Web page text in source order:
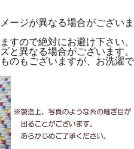
ージが異なる場合がございま
すので絶対にお避け下さい。
と異なる場合がございます。
のもございますが、お洗濯で